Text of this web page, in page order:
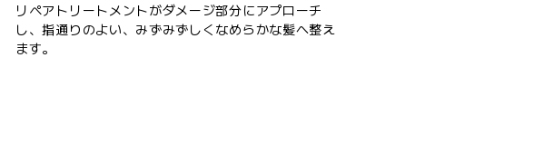
リペアトリートメントがダメージ部分にアプローチ
し、指通りのよい、みずみずしくなめらかな髪へ整え
ます。